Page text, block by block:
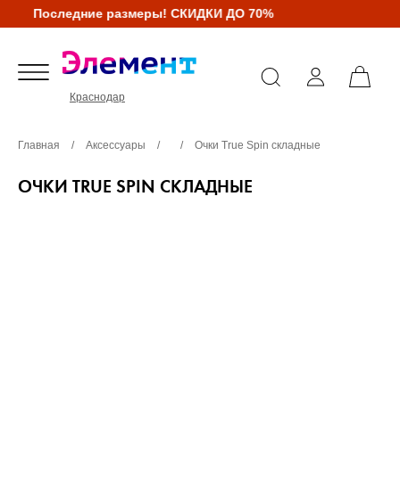
Последние размеры! СКИДКИ ДО 70%
Краснодар
Главная / Аксессуары / / Очки True Spin складные
ОЧКИ TRUE SPIN СКЛАДНЫЕ